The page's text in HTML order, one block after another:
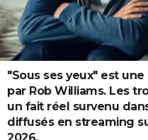
Destinations
City break
Voyage nature
Voyage de noces
Forum
Climat
PHOTO
GUIDES D'ACHAT
BONS PLANS
CARTE DE VOEUX
Carte de Noël
Carte Bonne année
Carte Saint-Valentin
Carte Pâques
Carte d'anniversaire
DICTIONNAIRE
"Sous ses yeux" est
par Rob Williams. Les
un fait réel survenu
diffusés en streaming